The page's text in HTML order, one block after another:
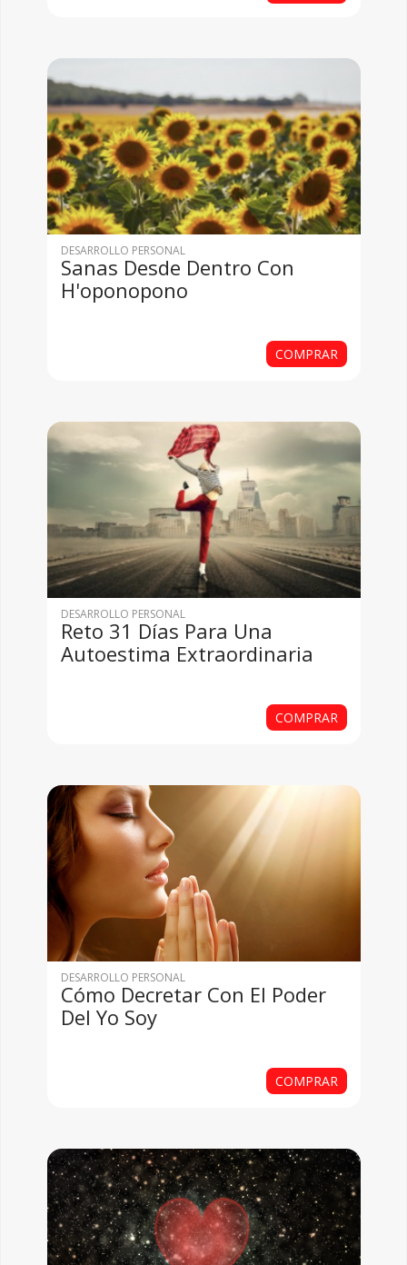
DESARROLLO PERSONAL
Sanas Desde Dentro Con
H'oponopono
COMPRAR
DESARROLLO PERSONAL
Reto 31 Días Para Una
Autoestima Extraordinaria
COMPRAR
DESARROLLO PERSONAL
Cómo Decretar Con El Poder
Del Yo Soy
COMPRAR